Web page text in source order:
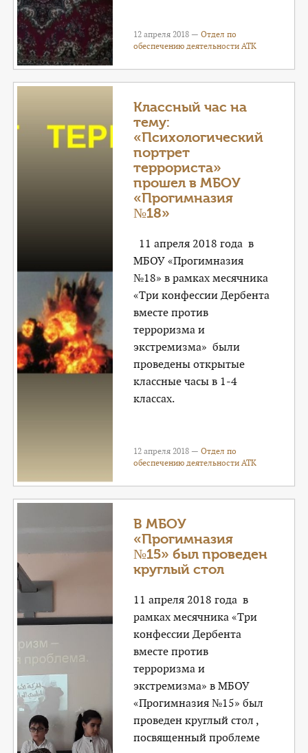
12 апреля 2018 —Отдел по
обеспечению деятельности АТК
Классный час на
тему:
«Психологический
портрет
террориста»
прошел в МБОУ
«Прогимназия
№18»
11 апреля 2018 года в
МБОУ «Прогимназия
№18» в рамках месячника
«Три конфессии Дербента
вместе против
терроризма и
экстремизма» были
проведены открытые
классные часы в 1-4
классах.
12 апреля 2018 —Отдел по
обеспечению деятельности АТК
В МБОУ
«Прогимназия
№15» был проведен
круглый стол
11 апреля 2018 года в
рамках месячника «Три
конфессии Дербента
вместе против
терроризма и
экстремизма» в МБОУ
«Прогимназия №15» был
проведен круглый стол ,
посвященный проблеме